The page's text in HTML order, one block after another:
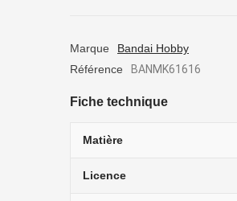
Marque
Bandai Hobby
Référence
BANMK61616
Fiche technique
Matière
Licence